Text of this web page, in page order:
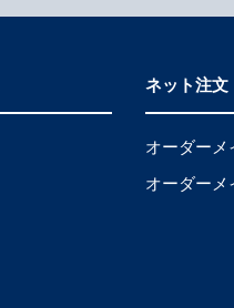
ネット注文
オーダーメ
オーダーメ